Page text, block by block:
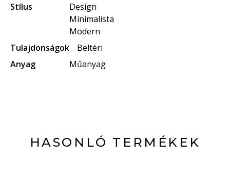
Stílus
Design
Minimalista
Modern
Tulajdonságok
Beltéri
Anyag
Műanyag
HASONLÓ TERMÉKEK